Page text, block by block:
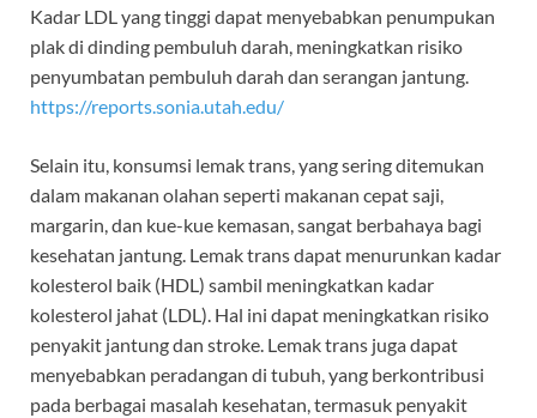
Kadar LDL yang tinggi dapat menyebabkan penumpukan
plak di dinding pembuluh darah, meningkatkan risiko
penyumbatan pembuluh darah dan serangan jantung.
https://reports.sonia.utah.edu/
Selain itu, konsumsi lemak trans, yang sering ditemukan
dalam makanan olahan seperti makanan cepat saji,
margarin, dan kue-kue kemasan, sangat berbahaya bagi
kesehatan jantung. Lemak trans dapat menurunkan kadar
kolesterol baik (HDL) sambil meningkatkan kadar
kolesterol jahat (LDL). Hal ini dapat meningkatkan risiko
penyakit jantung dan stroke. Lemak trans juga dapat
menyebabkan peradangan di tubuh, yang berkontribusi
pada berbagai masalah kesehatan, termasuk penyakit